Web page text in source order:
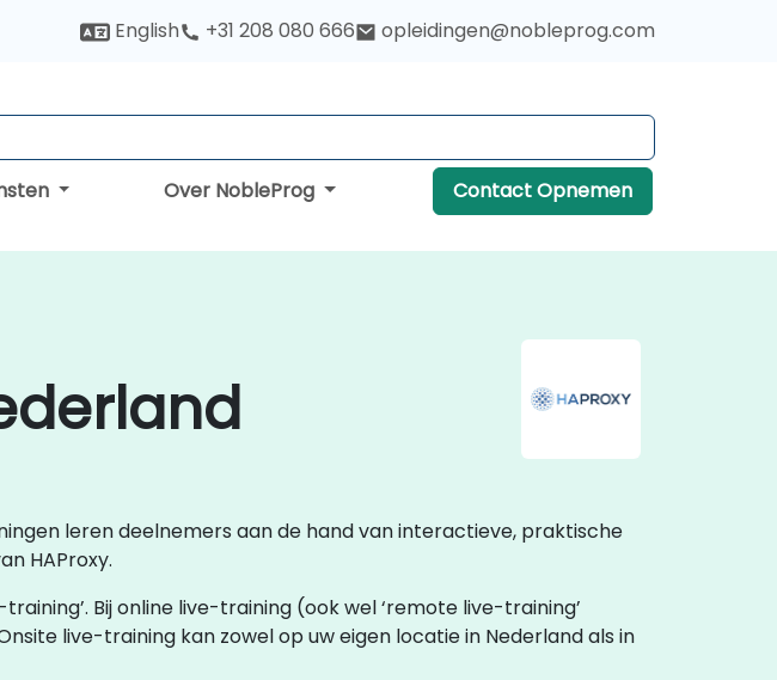
English +31 208 080 666 opleidingen@nobleprog.com
Over NobleProg Contact Opnemen
leren deelnemers aan de hand van interactieve, praktische
HAProxy.
Bij online live-training (ook wel ‘remote live-training’
live-training kan zowel op uw eigen locatie in Nederland als in